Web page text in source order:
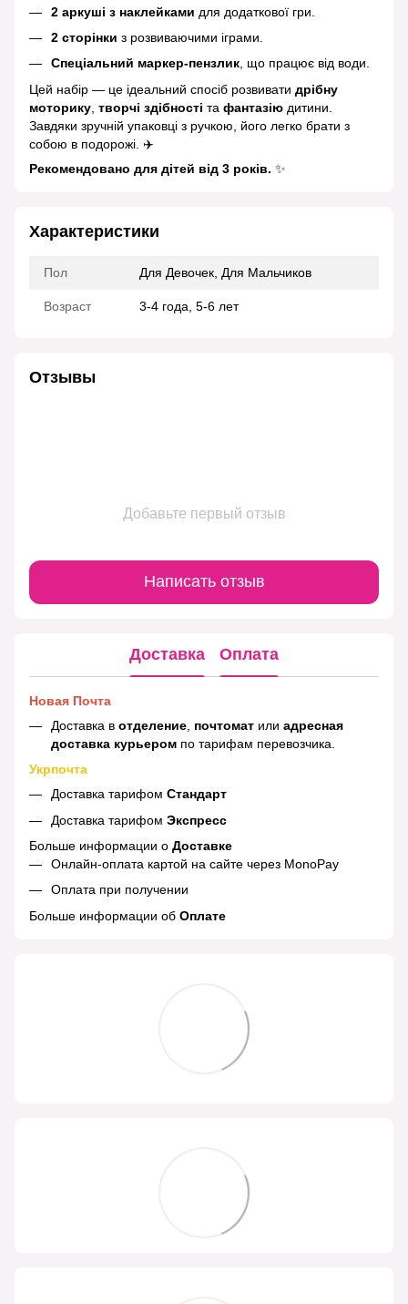
2 аркуші з наклейками для додаткової гри.
2 сторінки з розвиваючими іграми.
Спеціальний маркер-пензлик, що працює від води.
Цей набір — це ідеальний спосіб розвивати дрібну
моторику творчі здібності та фантазію дитини.
Завдяки зручній упаковці з ручкою, його легко брати з
собою в подорожі. ✈️
Рекомендовано для дітей від 3 років. ✨
Характеристики
Пол Для Девочек, Для Мальчиков
Возраст 3-4 года, 5-6 лет
Отзывы
Добавьте первый отзыв
Написать отзыв
Доставка Оплата
Новая Почта
Доставка в отделение почтомат или адресная
доставка курьером по тарифам перевозчика.
Укрпочта
Доставка тарифом Стандарт
Доставка тарифом Экспресс
Больше информации о Доставке
Онлайн-оплата картой на сайте через MonoPay
Оплата при получении
Больше информации об Оплате